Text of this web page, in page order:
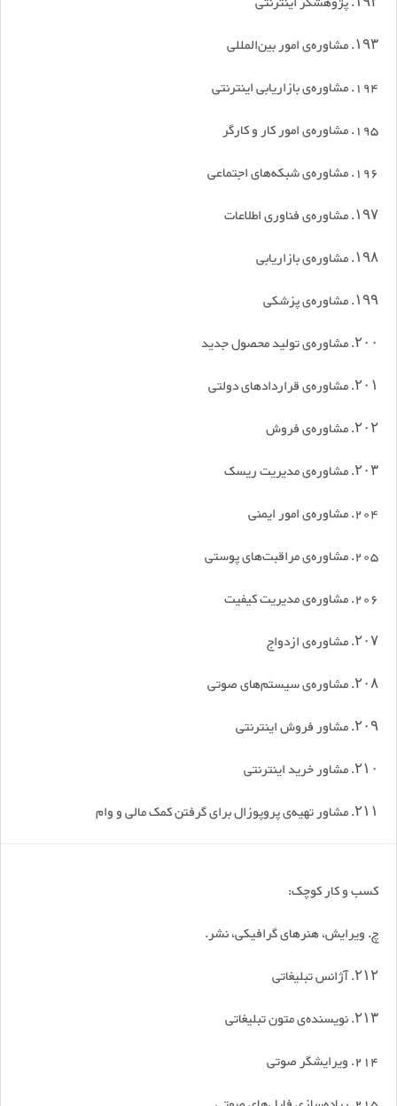
۱۹۳. مشاوره‌ی امور بین‌المللی
194. مشاوره‌ی بازاریابی اینترنتی
195. مشاوره‌ی امور کار و کارگر
196. مشاوره‌ی شبکه‌های اجتماعی
۱۹۷. مشاوره‌ی فناوری اطلاعات
۱۹۸. مشاوره‌ی بازاریابی
۱۹۹. مشاوره‌ی پزشکی
۲۰۰. مشاوره‌ی تولید محصول جدید
۲۰۱. مشاوره‌ی قراردادهای دولتی
۲۰۲. مشاوره‌ی فروش
۲۰۳. مشاوره‌ی مدیریت ریسک
204. مشاوره‌ی امور ایمنی
205. مشاوره‌ی مراقبت‌های پوستی
206. مشاوره‌ی مدیریت کیفیت
۲۰۷. مشاوره‌ی ازدواج
۲۰۸. مشاوره‌ی سیستم‌های صوتی
۲۰۹. مشاور فروش اینترنتی
۲۱۰. مشاور خرید اینترنتی
۲۱۱. مشاور تهیه‌ی پروپوزال برای گرفتن کمک مالی و وام
کسب و کار کوچک:
چ. ویرایش، هنرهای گرافیکی، نشر.
۲۱۲. آژانس تبلیغاتی
۲۱۳. نویسنده‌ی متون تبلیغاتی
214. ویرایشگر صوتی